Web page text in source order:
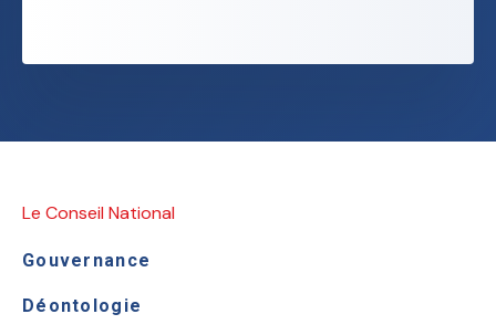
Le Conseil National
Gouvernance
Déontologie